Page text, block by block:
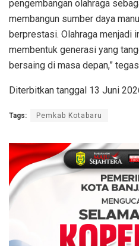
pengembangan olahraga
membangun sumber daya
berprestasi. Olahraga menjadi
membentuk generasi yang
bersaing di masa depan,”
Diterbitkan tanggal 13 Juni
Tags: Pemkab Kotabaru